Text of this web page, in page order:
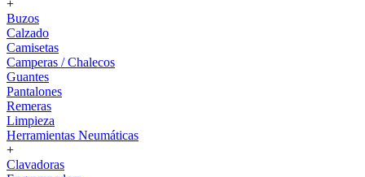
+
Buzos
Calzado
Camisetas
Camperas / Chalecos
Guantes
Pantalones
Remeras
Limpieza
Herramientas Neumáticas
+
Clavadoras